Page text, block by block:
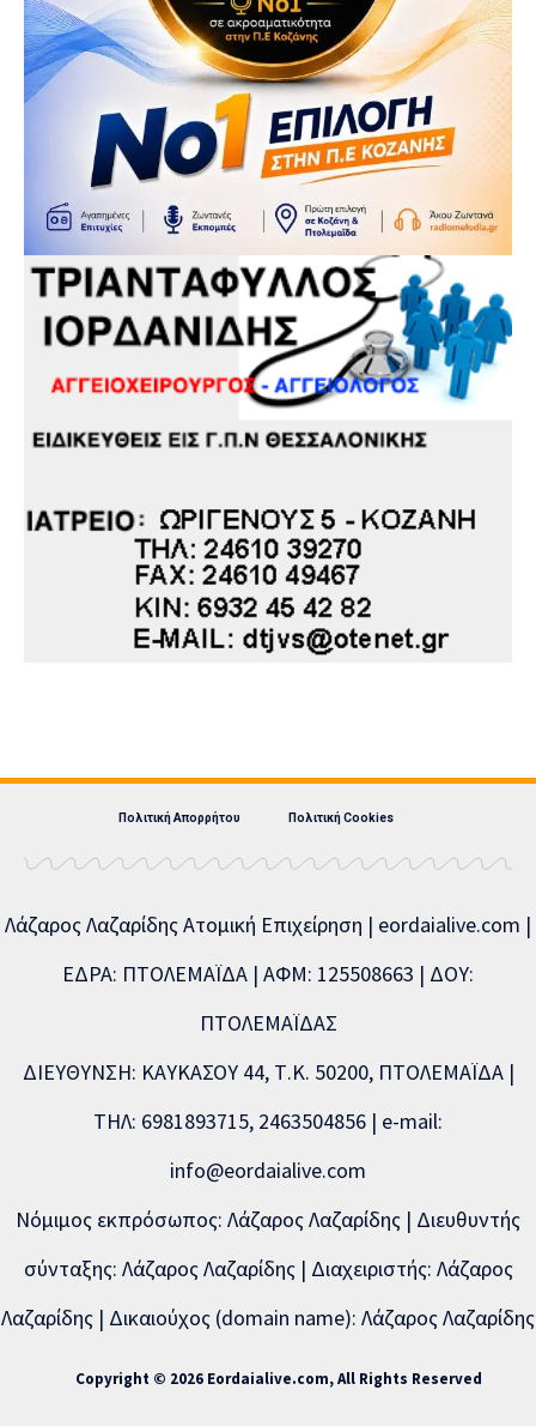
Πολιτική Απορρήτου Πολιτική Cookies
Λάζαρος Λαζαρίδης Ατομική Επιχείρηση | eordaialive.com |
ΕΔΡΑ: ΠΤΟΛΕΜΑΪΔΑ | ΑΦΜ: 125508663 | ΔΟΥ:
ΠΤΟΛΕΜΑΪΔΑΣ
ΔΙΕΥΘΥΝΣΗ: ΚΑΥΚΑΣΟΥ 44, Τ.Κ. 50200, ΠΤΟΛΕΜΑΪΔΑ |
ΤΗΛ: 6981893715, 2463504856 | e-mail:
info@eordaialive.com
Νόμιμος εκπρόσωπος: Λάζαρος Λαζαρίδης | Διευθυντής
σύνταξης: Λάζαρος Λαζαρίδης | Διαχειριστής: Λάζαρος
Λαζαρίδης | Δικαιούχος (domain name): Λάζαρος Λαζαρίδης
Copyright © 2026 Eordaialive.com, All Rights Reserved